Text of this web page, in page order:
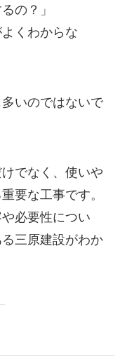
の？」
くわからな
いのではないで
でなく、使いや
要な工事です。
必要性につい
三原建設がわか